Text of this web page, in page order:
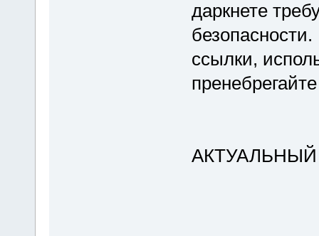
даркнете
ссылки,